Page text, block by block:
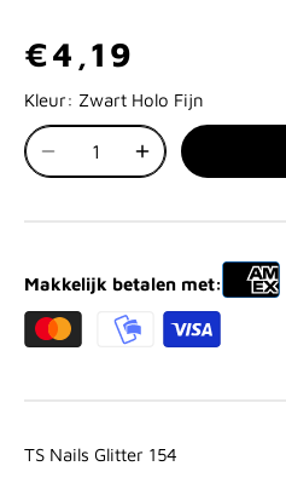
€4,19
Kleur: Zwart Holo Fijn
Makkelijk betalen met:
TS Nails Glitter 154